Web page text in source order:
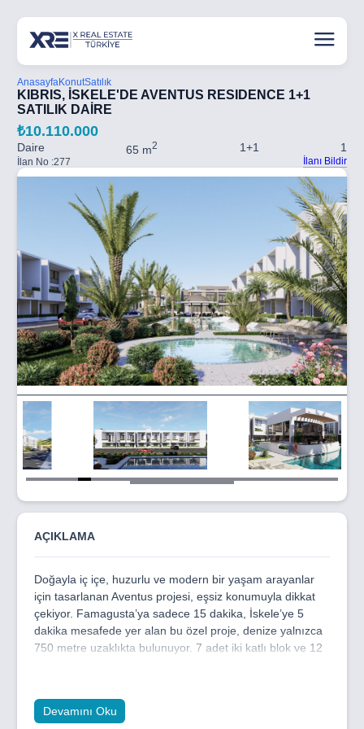
AnasayfaKonutSatılık
KIBRIS, İSKELE'DE AVENTUS RESIDENCE 1+1
SATILIK DAİRE
₺10.110.000
Daire 65 m2 1+1 1
İlan No :277 İlanı Bildir
5
of
AÇIKLAMA
Doğayla iç içe, huzurlu ve modern bir yaşam arayanlar
için tasarlanan Aventus projesi, eşsiz konumuyla dikkat
çekiyor. Famagusta’ya sadece 15 dakika, İskele’ye 5
dakika mesafede yer alan bu özel proje, denize yalnızca
750 metre uzaklıkta bulunuyor. 7 adet iki katlı blok ve 12
ve kaliteli bir yaşam vadediyor. Projede; stüdyo, 1+1, 2+1,
3+1 ve 4+1 daire seçeneklerinin yanı sıra loft daireler ve
Devamını Oku